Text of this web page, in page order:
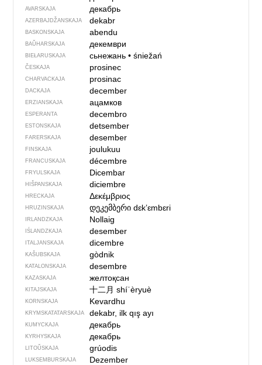
AVARSKAJA декабрь
AZERBAJDŽAN­SKAJA dekabr
BASKONSKAJA abendu
BAŬHARSKAJA декември
BIEŁARUSKAJA сьнежань• śniežań
ČESKAJA prosinec
CHARVACKAJA prosinac
DACKAJA december
ERZIANSKAJA ацамков
ESPERANTA decembro
ESTONSKAJA detsember
FARERSKAJA desember
FINSKAJA joulukuu
FRANCUSKAJA décembre
FRYULSKAJA Dicembar
HIŠPANSKAJA diciembre
HRECKAJA Δεκέμβριος
HRUZINSKAJA დეკემბერიdɛkʼɛmbɛri
IRLANDZKAJA Nollaig
IŚLANDZKAJA desember
ITALJANSKAJA dicembre
KAŠUBSKAJA gòdnik
KATALONSKAJA desembre
KAZASKAJA желтоқсан
KITAJSKAJA 十二月shíˈèryuè
KORNSKAJA Kevardhu
KRYMSKA­TATARSKAJA dekabr, ilk qış ayı
KUMYCKAJA декабрь
KYRHYSKAJA декабрь
LITOŬSKAJA grúodis
LUKSEMBURSKAJA Dezember